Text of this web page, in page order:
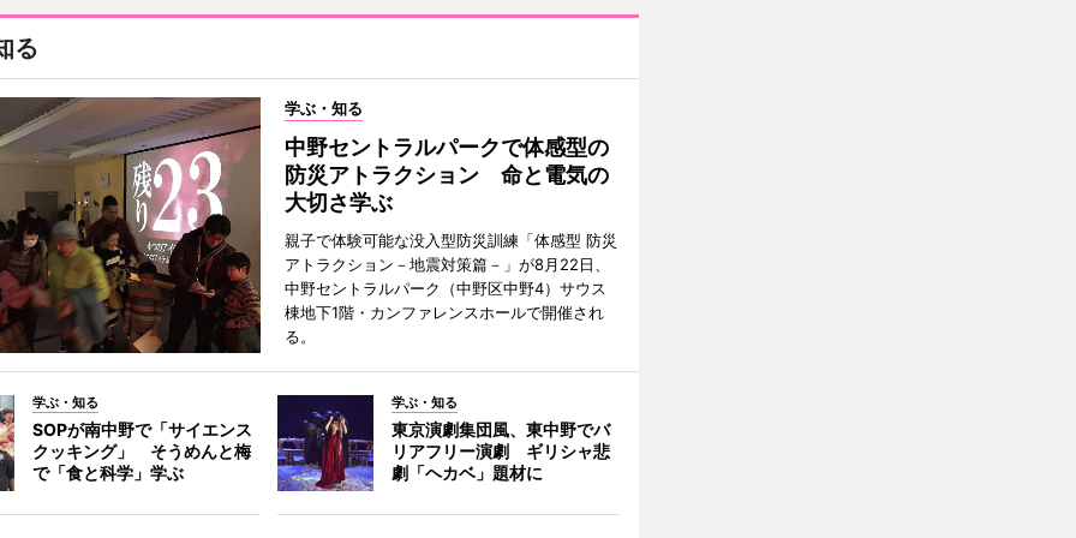
る
学ぶ・知る
中野セントラルパークで体感型の
防災アトラクション 命と電気の
大切さ学ぶ
親子で体験可能な没入型防災訓練「体感型 防災
アトラクション－地震対策篇－」が8月22日、
中野セントラルパーク（中野区中野4）サウス
棟地下1階・カンファレンスホールで開催され
る。
学ぶ・知る
SOPが南中野で「サイエンス
クッキング」 そうめんと梅
で「食と科学」学ぶ
学ぶ・知る
東京演劇集団風、東中野でバ
リアフリー演劇 ギリシャ悲
劇「ヘカベ」題材に